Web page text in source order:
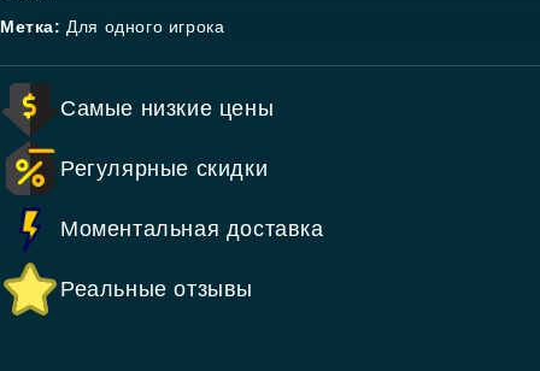
Метка: Для одного игрока
Самые низкие цены
Регулярные скидки
Моментальная доставка
Реальные отзывы